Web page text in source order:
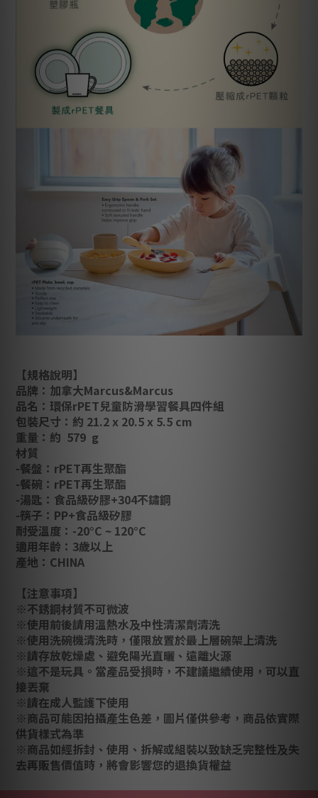
【規格說明】
品牌：加拿大Marcus&Marcus
品名：環保rPET兒童防滑學習餐具四件組
包裝尺寸：約 21.2 x 20.5 x 5.5 cm
重量：約 579 g
材質
-餐盤：rPET再生聚酯
-餐碗：rPET再生聚酯
-湯匙：食品級矽膠+304不鏽鋼
-筷子：PP+食品級矽膠
耐受溫度：-20°C ~ 120°C
適用年齡：3歲以上
產地：CHINA
【注意事項】
※不銹鋼材質不可微波
※使用前後請用溫熱水及中性清潔劑清洗
※使用洗碗機清洗時，僅限放置於最上層碗架上清洗
※請存放乾燥處、避免陽光直曬、遠離火源
※這不是玩具。當產品受損時，不建議繼續使用，可以直
接丟棄
※請在成人監護下使用
※商品可能因拍攝產生色差，圖片僅供參考，商品依實際
供貨樣式為準
※商品如經拆封、使用、拆解或組裝以致缺乏完整性及失
去再販售價值時，將會影響您的退換貨權益